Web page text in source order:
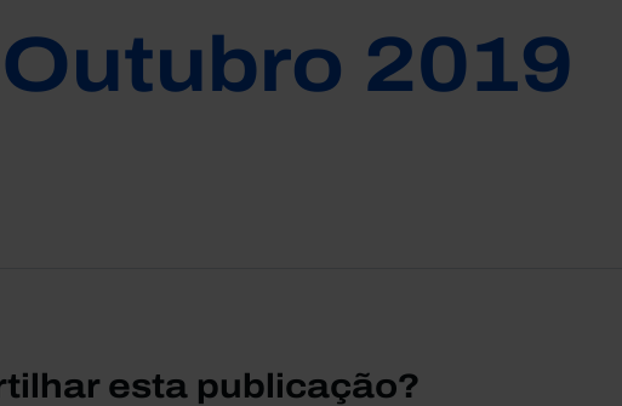
2019
esta publicação?